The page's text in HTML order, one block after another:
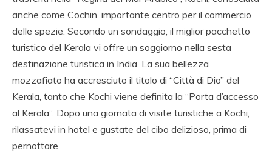
anche come Cochin, importante centro per il commercio
delle spezie. Secondo un sondaggio, il miglior pacchetto
turistico del Kerala vi offre un soggiorno nella sesta
destinazione turistica in India. La sua bellezza
mozzafiato ha accresciuto il titolo di “Città di Dio” del
Kerala, tanto che Kochi viene definita la “Porta d’accesso
al Kerala”. Dopo una giornata di visite turistiche a Kochi,
rilassatevi in ​​hotel e gustate del cibo delizioso, prima di
pernottare.